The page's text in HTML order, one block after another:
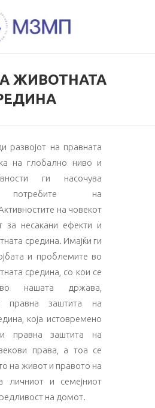
ЖИВОТНАТА
развојот на правната
на глобално ниво и
ги насочува
потребите на
на човекот
за несакани ефекти и
средина. Имајќи ги
и проблемите во
средина, со кои се
нашата држава,
правна заштита на
која истовремено
правна заштита на
права, а тоа се
на живот и правото на
личниот и семејниот
на домот.